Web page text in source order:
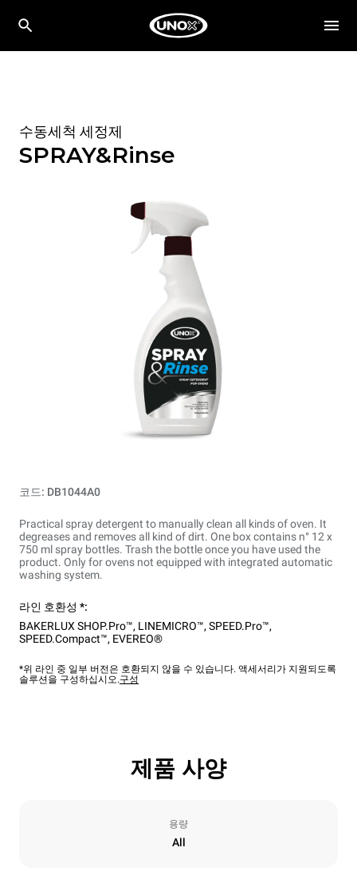
수동세척 세정제
SPRAY&Rinse
코드: DB1044A0
Practical spray detergent to manually clean all kinds of oven. It
degreases and removes all kind of dirt. One box contains n° 12 x
750 ml spray bottles. Trash the bottle once you have used the
product. Only for ovens not equipped with integrated automatic
washing system.
라인 호환성 *:
BAKERLUX SHOP.Pro™, LINEMICRO™, SPEED.Pro™,
SPEED.Compact™, EVEREO®
*위 라인 중 일부 버전은 호환되지 않을 수 있습니다. 액세서리가 지원되도록
솔루션을 구성하십시오.구성
제품 사양
용량
All